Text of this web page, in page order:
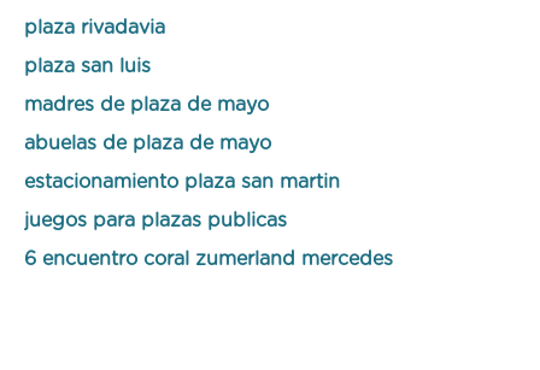
plaza rivadavia
plaza san luis
madres de plaza de mayo
abuelas de plaza de mayo
estacionamiento plaza san martin
juegos para plazas publicas
6 encuentro coral zumerland mercedes